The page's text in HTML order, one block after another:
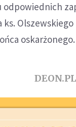
odpowiednich
ks.
oskarżonego.